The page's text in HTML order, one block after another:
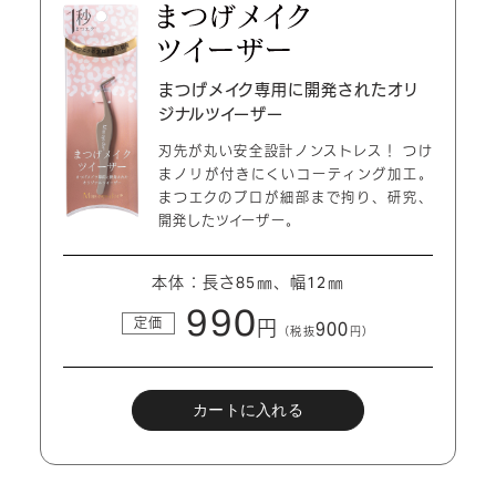
まつげメイク専用に開発されたオリ
ジナルツイーザー
刃先が丸い安全設計ノンストレス！
つけ
まノリが付きにくいコーティング加工。
まつエクのプロが細部まで拘り、研究、
開発したツイーザー。
本体：長さ85㎜、幅12㎜
定価 990円 （税抜900 円）